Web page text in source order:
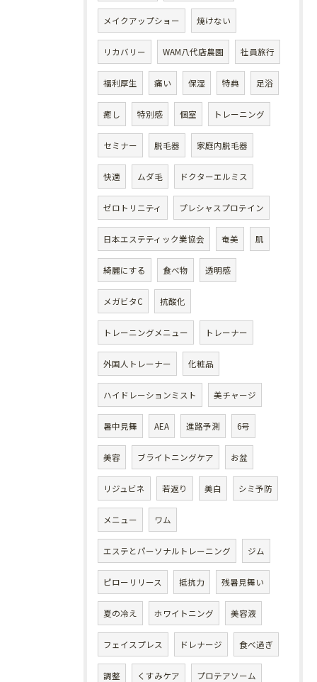
メイクアップショー 焼けない
リカバリー WAM八代店農園 社員旅行
福利厚生 痛い 保湿 特典 足浴
癒し 特別感 個室 トレーニング
セミナー 脱毛器 家庭内脱毛器
快適 ムダ毛 ドクターエルミス
ゼロトリニティ プレシャスプロテイン
日本エステティック業協会 奄美 肌
綺麗にする 食べ物 透明感
メガビタC 抗酸化
トレーニングメニュー トレーナー
外国人トレーナー 化粧品
ハイドレーションミスト 美チャージ
暑中見舞 AEA 進路予測 6号
美容 ブライトニングケア お盆
リジュビネ 若返り 美白 シミ予防
メニュー ワム
エステとパーソナルトレーニング ジム
ピローリリース 抵抗力 残暑見舞い
夏の冷え ホワイトニング 美容液
フェイスプレス ドレナージ 食べ過ぎ
調整 くすみケア プロテアソーム